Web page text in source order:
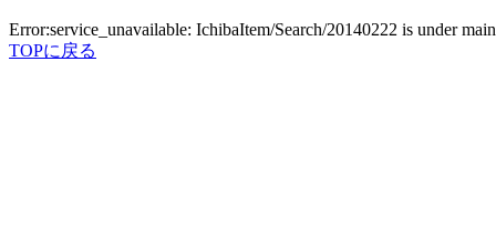
Error:service_unavailable: IchibaItem/Search/20140222 is under
TOPに戻る